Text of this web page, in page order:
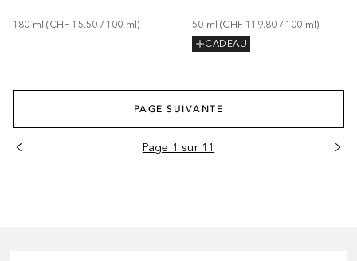
180 ml (CHF 15.50 / 100 ml) 50 ml (CHF 119.80 / 100 ml)
CADEAU
PAGE SUIVANTE
Page 1 sur 11